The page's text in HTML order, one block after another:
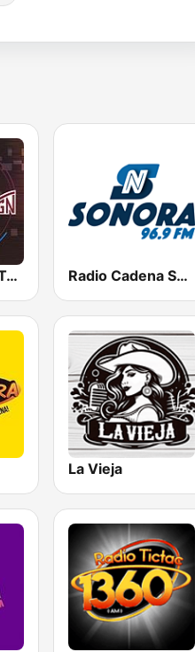
Radio Cultural TGN Radio Cadena Sonora
La Vieja